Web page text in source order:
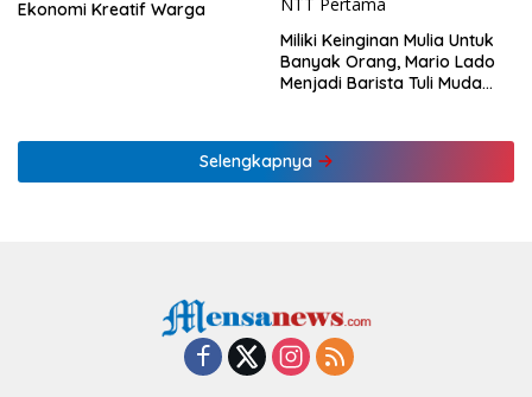
Ekonomi Kreatif Warga
Miliki Keinginan Mulia Untuk
Banyak Orang, Mario Lado
Menjadi Barista Tuli Muda
Selengkapnya